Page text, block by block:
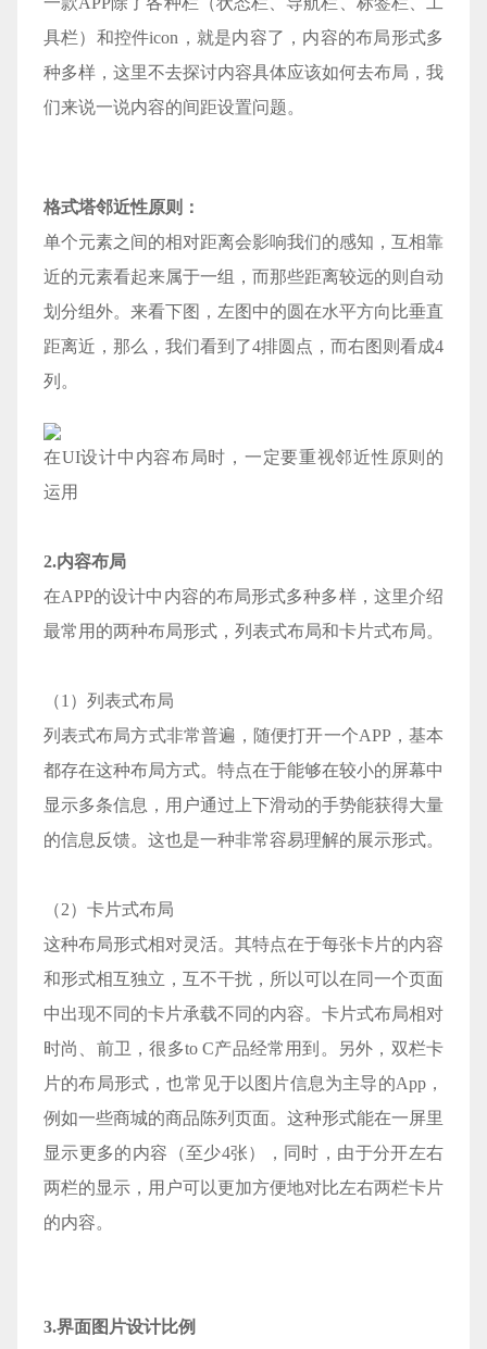
具栏）和控件icon，就是内容了，内容的布局形式多
种多样，这里不去探讨内容具体应该如何去布局，我
们来说一说内容的间距设置问题。
格式塔邻近性原则：
单个元素之间的相对距离会影响我们的感知，互相靠
近的元素看起来属于一组，而那些距离较远的则自动
划分组外。来看下图，左图中的圆在水平方向比垂直
距离近，那么，我们看到了4排圆点，而右图则看成4
列。
在UI设计中内容布局时，一定要重视邻近性原则的
运用
2.内容布局
在APP的设计中内容的布局形式多种多样，这里介绍
最常用的两种布局形式，列表式布局和卡片式布局。
（1）列表式布局
列表式布局方式非常普遍，随便打开一个APP，基本
都存在这种布局方式。特点在于能够在较小的屏幕中
显示多条信息，用户通过上下滑动的手势能获得大量
的信息反馈。这也是一种非常容易理解的展示形式。
（2）卡片式布局
这种布局形式相对灵活。其特点在于每张卡片的内容
和形式相互独立，互不干扰，所以可以在同一个页面
中出现不同的卡片承载不同的内容。卡片式布局相对
时尚、前卫，很多to C产品经常用到。另外，双栏卡
片的布局形式，也常见于以图片信息为主导的App，
例如一些商城的商品陈列页面。这种形式能在一屏里
显示更多的内容（至少4张），同时，由于分开左右
两栏的显示，用户可以更加方便地对比左右两栏卡片
的内容。
3.界面图片设计比例